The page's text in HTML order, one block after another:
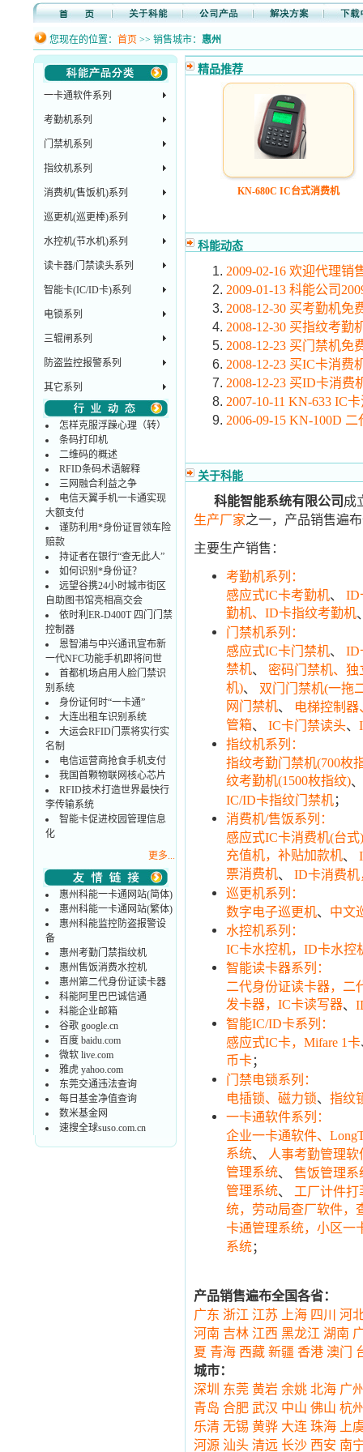
您现在的位置： 首页 >> 销售城市： 惠州
一卡通软件系列
考勤机系列
门禁机系列
指纹机系列
消费机(售饭机)系列
巡更机(巡更棒)系列
水控机(节水机)系列
读卡器/门禁读头系列
智能卡(IC/ID卡)系列
电锁系列
三辊闸系列
防盗监控报警系列
其它系列
怎样克服浮躁心理（转）
条码打印机
二维码的概述
RFID条码术语解释
三网融合利益之争
电信天翼手机一卡通实现
大额支付
谨防利用*身份证冒领车险
赔款
持证者在银行“查无此人”
如何识别*身份证？
远望谷携24小时城市街区
自助图书馆亮相高交会
依时利ER-D400T 四门门禁
控制器
恩智浦与中兴通讯宣布新
一代NFC功能手机即将问世
首都机场启用人脸门禁识
别系统
身份证何时“一卡通”
大连出租车识别系统
大运会RFID门票将实行实
名制
电信运营商抢食手机支付
我国首颗物联网核心芯片
RFID技术打造世界最快行
李传输系统
智能卡促进校园管理信息
化
更多...
惠州科能一卡通网站(简体)
惠州科能一卡通网站(繁体)
惠州科能监控防盗报警设
备
惠州考勤门禁指纹机
惠州售饭消费水控机
惠州第二代身份证读卡器
科能阿里巴巴诚信通
科能企业邮箱
谷歌 google.cn
百度 baidu.com
微软 live.com
雅虎 yahoo.com
东莞交通违法查询
每日基金净值查询
数米基金网
速搜全球suso.com.cn
精品推荐
KN-680C IC台式消费机
科能动态
2009-02-16 欢迎代理销
2009-01-13 科能公司
2008-12-30 买考勤机免
2008-12-30 买指纹考勤
2008-12-23 买门禁机免
2008-12-23 买IC卡消费
2008-12-23 买ID卡消费
2007-10-11 KN-633 IC
2006-09-15 KN-100D
关于科能
科能智能系统有限公司 成
生产厂家之一，产品销售遍
主要生产销售：
考勤机系列：
感应式IC卡考勤机、 ID
勤机、ID卡指纹考勤机
门禁机系列：
感应式IC卡门禁机、 ID
禁机、 密码门禁机、独
机)、 双门门禁机(一拖
网门禁机、 电梯控制
管箱、 IC卡门禁读头、
指纹机系列：
指纹考勤门禁机(700枚
纹考勤机(1500枚指纹)
IC/ID卡指纹门禁机；
消费机/售饭系列：
感应式IC卡消费机(台
充值机，补贴加款机、
票消费机、 ID卡消费
巡更机系列：
数字电子巡更机、
中文
水控机系列：
IC卡水控机，ID卡水控
智能读卡器系列：
二代身份证读卡器，二
发卡器，IC卡读写器、
智能IC/ID卡系列：
感应式IC卡，Mifare 1卡
币卡；
门禁电锁系列：
电插锁、磁力锁、 指纹
一卡通软件系列：
企业一卡通软件、
系统、 人事考勤管理
管理系统、 售饭管理系
管理系统、 工厂计件打
统，劳动局查厂软件，
卡通管理系统，小区一
系统；
产品销售遍布全国各省：
广东 浙江 江苏 上海 四川
河
河南 吉林 江西 黑龙江 湖南
夏 青海 西藏 新疆 香港 澳门
城市：
深圳 东莞 黄岩 余姚 北海 广
青岛 合肥 武汉 中山 佛山 杭
乐清 无锡 黄骅 大连 珠海
上
河源 汕头 清远 长沙 西安 南